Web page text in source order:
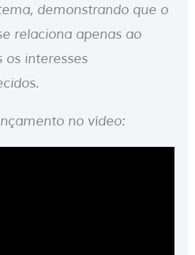
demonstrando que o
relaciona apenas ao
os interesses
no vídeo: